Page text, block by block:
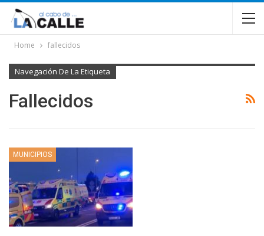
Home fallecidos
Navegación De La Etiqueta
Fallecidos
MUNICIPIOS